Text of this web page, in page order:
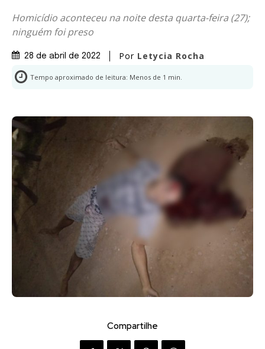
Homicídio aconteceu na noite desta quarta-feira (27);
ninguém foi preso
28 de abril de 2022 Por Letycia Rocha
Tempo aproximado de leitura: Menos de 1 min.
Compartilhe